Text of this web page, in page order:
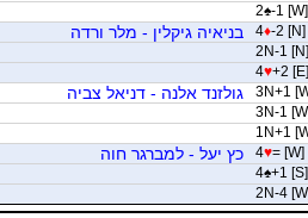
2♠-1 [W]
4♦-2 [N] בניאיה גיקלין - מלר ורדה
2N-1 [N]
4♥+2 [E]
3N+1 גולזנד אלנה - דניאל צביה
3N-1
1N+1
4♥= [W] כץ יעל - למברגר חוה
4♠+1 [S]
2N-4